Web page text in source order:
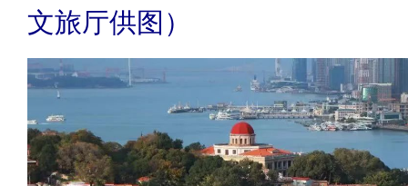
文旅厅供图）